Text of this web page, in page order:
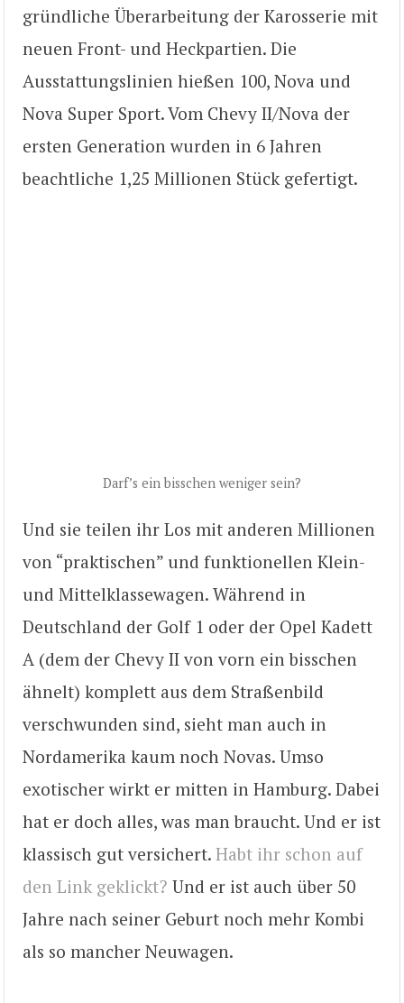
gründliche Überarbeitung der Karosserie mit
neuen Front- und Heckpartien. Die
Ausstattungslinien hießen 100, Nova und
Nova Super Sport. Vom Chevy II/Nova der
ersten Generation wurden in 6 Jahren
beachtliche 1,25 Millionen Stück gefertigt.
Darf’s ein bisschen weniger sein?
Und sie teilen ihr Los mit anderen Millionen
von “praktischen” und funktionellen Klein-
und Mittelklassewagen. Während in
Deutschland der Golf 1 oder der Opel Kadett
A (dem der Chevy II von vorn ein bisschen
ähnelt) komplett aus dem Straßenbild
verschwunden sind, sieht man auch in
Nordamerika kaum noch Novas. Umso
exotischer wirkt er mitten in Hamburg. Dabei
hat er doch alles, was man braucht. Und er ist
klassisch gut versichert. Habt ihr schon auf
den Link geklickt? Und er ist auch über 50
Jahre nach seiner Geburt noch mehr Kombi
als so mancher Neuwagen.